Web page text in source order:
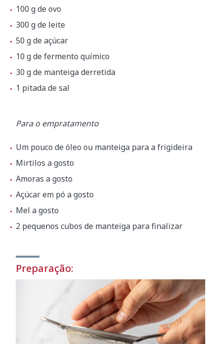
100 g de ovo
300 g de leite
50 g de açúcar
10 g de fermento químico
30 g de manteiga derretida
1 pitada de sal
Para o empratamento
Um pouco de óleo ou manteiga para a frigideira
Mirtilos a gosto
Amoras a gosto
Açúcar em pó a gosto
Mel a gosto
2 pequenos cubos de manteiga para finalizar
Preparação: